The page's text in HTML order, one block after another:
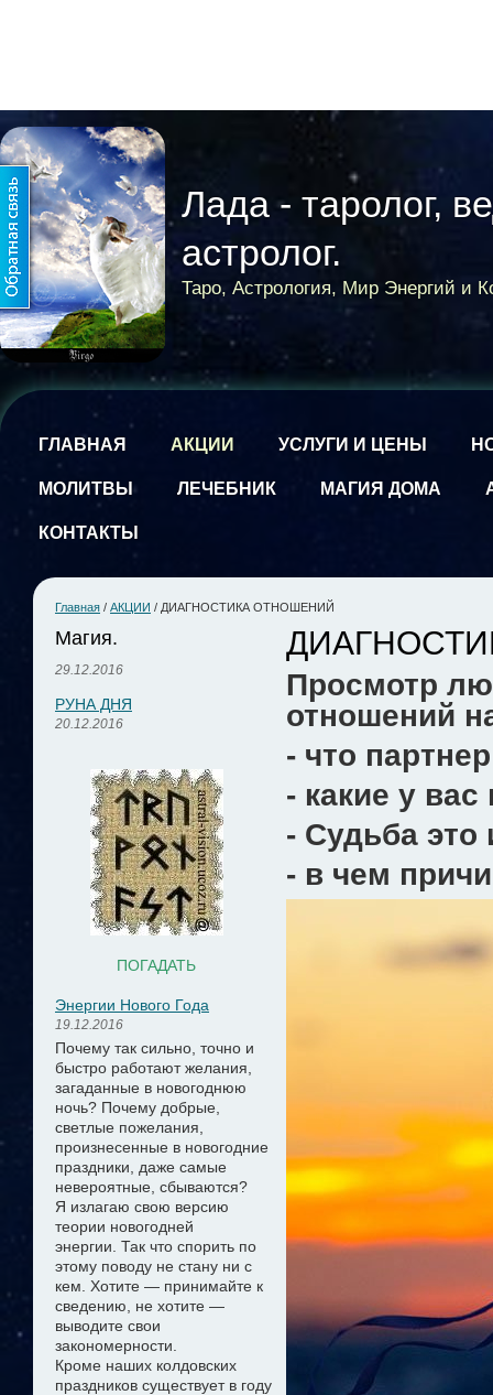
Лада - таролог,
астролог.
Таро, Астрология, Мир Энергий и
ГЛАВНАЯ АКЦИИ УСЛУГИ И ЦЕНЫ
МОЛИТВЫ ЛЕЧЕБНИК МАГИЯ ДОМА
КОНТАКТЫ
Главная / АКЦИИ / ДИАГНОСТИКА ОТНОШЕНИЙ
Магия.
29.12.2016
РУНА ДНЯ
20.12.2016
ПОГАДАТЬ
Энергии Нового Года
19.12.2016
Почему так сильно, точно и
быстро работают желания,
загаданные в новогоднюю
ночь? Почему добрые,
светлые пожелания,
произнесенные в новогодние
праздники, даже самые
невероятные, сбываются?
Я излагаю свою версию
теории новогодней
энергии. Так что спорить по
этому поводу не стану ни с
кем. Хотите — принимайте к
сведению, не хотите —
выводите свои
закономерности.
Кроме наших колдовских
праздников существует в году
Просмотр
отношений
- что
- какие у
- Судьба это
- в чем